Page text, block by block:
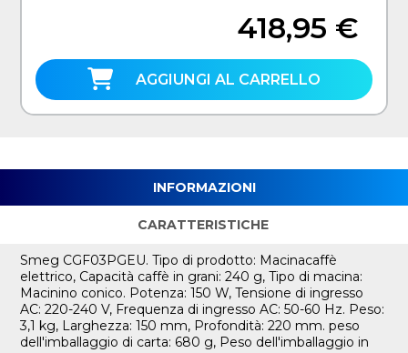
418,95 €
AGGIUNGI AL CARRELLO
INFORMAZIONI
CARATTERISTICHE
Smeg CGF03PGEU. Tipo di prodotto: Macinacaffè
elettrico, Capacità caffè in grani: 240 g, Tipo di macina:
Macinino conico. Potenza: 150 W, Tensione di ingresso
AC: 220-240 V, Frequenza di ingresso AC: 50-60 Hz. Peso:
3,1 kg, Larghezza: 150 mm, Profondità: 220 mm. peso
dell'imballaggio di carta: 680 g, Peso dell'imballaggio in